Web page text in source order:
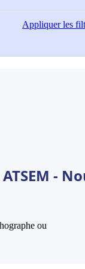
Appliquerles
-
ou